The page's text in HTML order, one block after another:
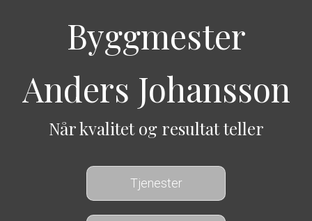
Byggmester
Anders Johansson
Når kvalitet og resultat teller
Tjenester